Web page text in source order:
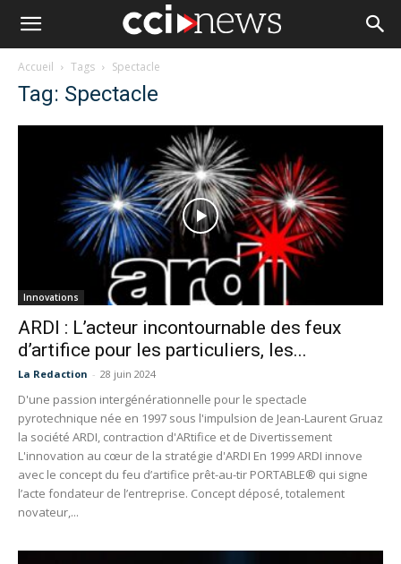
Accueil Tags Spectacle
Tag: Spectacle
Innovations
ARDI : L’acteur incontournable des feux
d’artifice pour les particuliers, les...
La Redaction - 28 juin 2024
D'une passion intergénérationnelle pour le spectacle
pyrotechnique née en 1997 sous l'impulsion de Jean-Laurent Gruaz
la société ARDI, contraction d'ARtifice et de Divertissement
L'innovation au cœur de la stratégie d'ARDI En 1999 ARDI innove
avec le concept du feu d’artifice prêt-au-tir PORTABLE® qui signe
l’acte fondateur de l’entreprise. Concept déposé, totalement
novateur,...